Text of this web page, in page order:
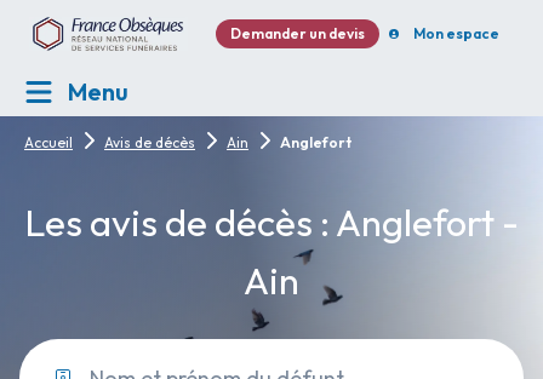
Demander un devis Mon espace
Menu
Accueil Avis de décès Ain Anglefort
Les avis de décès : Anglefort -
Ain